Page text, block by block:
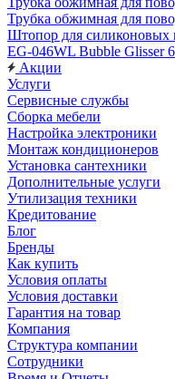
Трубка обжимная для
Штопор для силиконовых
EG-046WL Bubble Glisser
Акции
Услуги
Сервисные службы
Сборка мебели
Настройка электроники
Монтаж кондиционеров
Установка сантехники
Дополнительные услуги
Утилизация техники
Кредитование
Блог
Бренды
Как купить
Условия оплаты
Условия доставки
Гарантия на товар
Компания
Структура компании
Сотрудники